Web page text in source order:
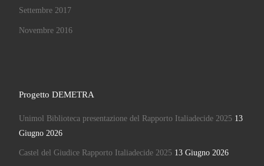
Settembre 2017
Novembre 2016
Progetto DEMETRA
Unimol Biblioteca presentazione del Rapporto Italiadecide 2025 13
Giugno 2026
Castel del Giudice Rapporto Italiadecide 2025 13 Giugno 2026